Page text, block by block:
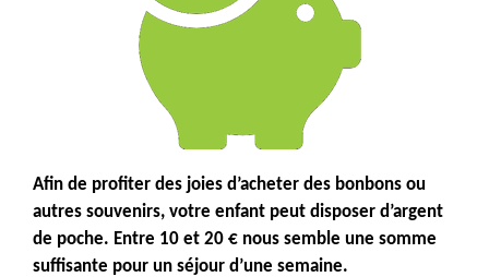
Afin de profiter des joies d’acheter des bonbons ou
autres souvenirs, votre enfant peut disposer d’argent
de poche. Entre 10 et 20 € nous semble une somme
suffisante pour un séjour d’une semaine.